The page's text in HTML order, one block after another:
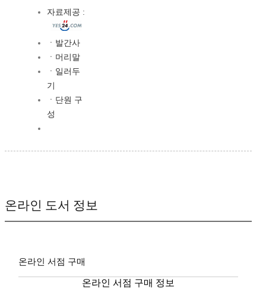
자료제공 :
ㆍ발간사
ㆍ머리말
ㆍ일러두
기
ㆍ단원 구
성
온라인 도서 정보
온라인 서점 구매
온라인 서점 구매 정보